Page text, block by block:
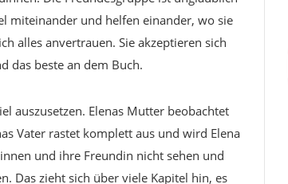
miteinander und helfen einander, wo sie
alles anvertrauen. Sie akzeptieren sich
das beste an dem Buch.
auszusetzen. Elenas Mutter beobachtet
Vater rastet komplett aus und wird Elena
und ihre Freundin nicht sehen und
Das zieht sich über viele Kapitel hin, es